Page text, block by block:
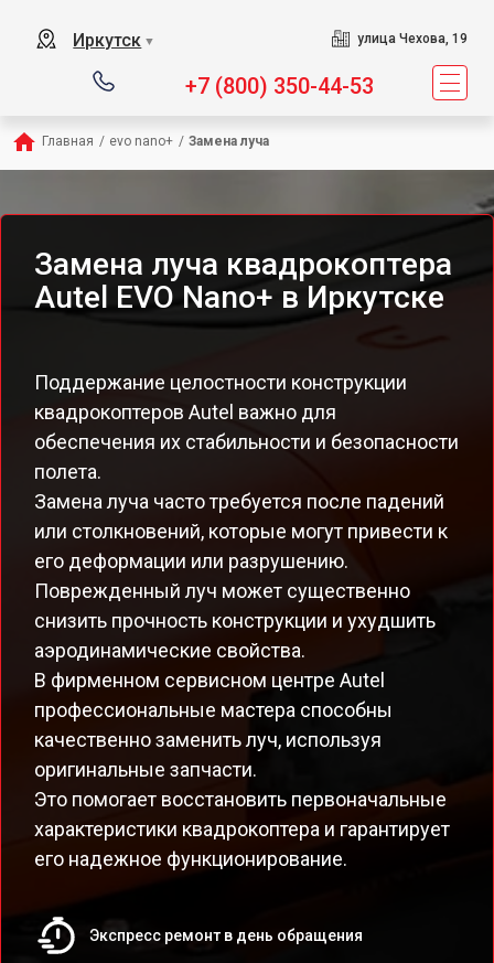
Иркутск ▼ улица Чехова, 19
+7 (800) 350-44-53
Главная / evo nano+ / Замена луча
Замена луча квадрокоптера
Autel EVO Nano+ в Иркутске
Поддержание целостности конструкции
квадрокоптеров Autel важно для
обеспечения их стабильности и безопасности
полета.
Замена луча часто требуется после падений
или столкновений, которые могут привести к
его деформации или разрушению.
Поврежденный луч может существенно
снизить прочность конструкции и ухудшить
аэродинамические свойства.
В фирменном сервисном центре Autel
профессиональные мастера способны
качественно заменить луч, используя
оригинальные запчасти.
Это помогает восстановить первоначальные
характеристики квадрокоптера и гарантирует
его надежное функционирование.
Экспресс ремонт в день обращения